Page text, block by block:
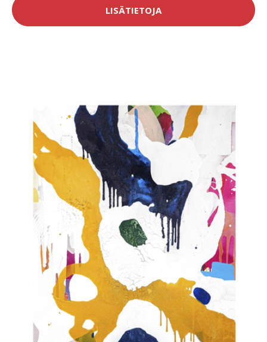
LISÄTIETOJA